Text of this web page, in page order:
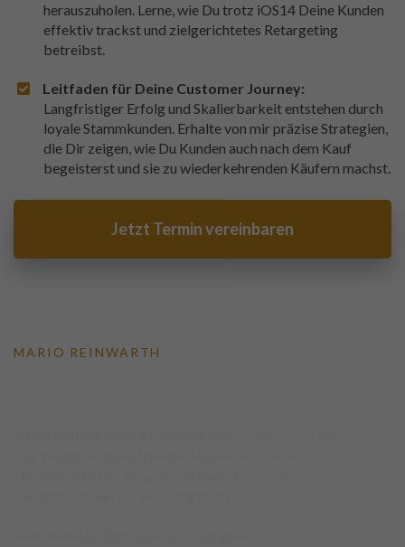
herauszuholen. Lerne, wie Du trotz iOS14 Deine Kunden
effektiv trackst und zielgerichtetes Retargeting
betreibst.
Leitfaden für Deine Customer Journey:
Langfristiger Erfolg und Skalierbarkeit entstehen durch
loyale Stammkunden. Erhalte von mir präzise Strategien,
die Dir zeigen, wie Du Kunden auch nach dem Kauf
begeisterst und sie zu wiederkehrenden Käufern machst.
Jetzt Termin vereinbaren
MARIO REINWARTH